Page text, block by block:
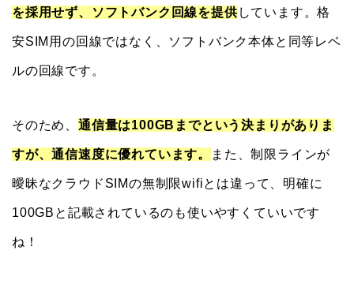
を採用せず、ソフトバンク回線を提供しています。格
安SIM用の回線ではなく、ソフトバンク本体と同等レベ
ルの回線です。
そのため、 通信量は100GBまでという決まりがありま
すが、通信速度に優れています。 また、制限ラインが
曖昧なクラウドSIMの無制限wifiとは違って、明確に
100GBと記載されているのも使いやすくていいです
ね！